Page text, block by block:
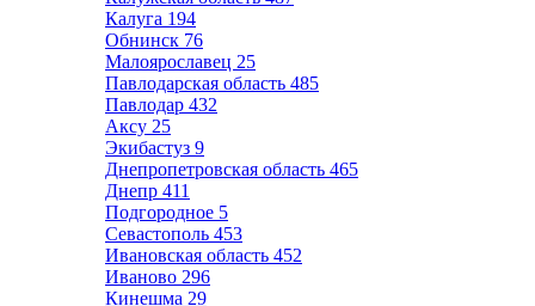
Калуга 194
Обнинск 76
Малоярославец 25
Павлодарская область 485
Павлодар 432
Аксу 25
Экибастуз 9
Днепропетровская область 465
Днепр 411
Подгородное 5
Севастополь 453
Ивановская область 452
Иваново 296
Кинешма 29